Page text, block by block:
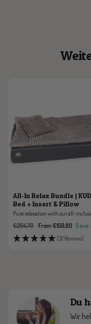
All-In Relax Bundle |
Bed + Insert & Pillow
Pure relaxation with our all-
Sale
From €159,80
Regular
€204,70 Save
(32 Reviews)
Du
Wir